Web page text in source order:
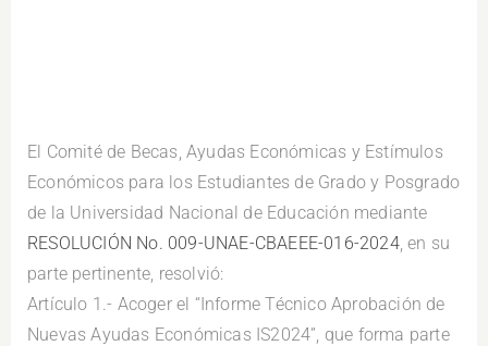
El Comité de Becas, Ayudas Económicas y Estímulos
Económicos para los Estudiantes de Grado y Posgrado
de la Universidad Nacional de Educación mediante
RESOLUCIÓN No. 009-UNAE-CBAEEE-016-2024, en su
parte pertinente, resolvió:
Artículo 1.- Acoger el “Informe Técnico Aprobación de
Nuevas Ayudas Económicas IS2024”, que forma parte